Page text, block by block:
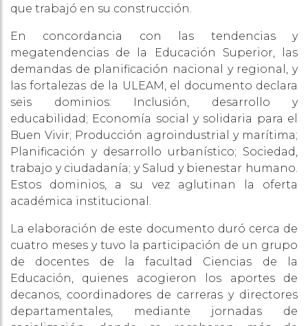
que trabajó en su construcción.
En concordancia con las tendencias y
megatendencias de la Educación Superior, las
demandas de planificación nacional y regional, y
las fortalezas de la ULEAM, el documento declara
seis dominios: Inclusión, desarrollo y
educabilidad; Economía social y solidaria para el
Buen Vivir; Producción agroindustrial y marítima;
Planificación y desarrollo urbanístico; Sociedad,
trabajo y ciudadanía; y Salud y bienestar humano.
Estos dominios, a su vez aglutinan la oferta
académica institucional.
La elaboración de este documento duró cerca de
cuatro meses y tuvo la participación de un grupo
de docentes de la facultad Ciencias de la
Educación, quienes acogieron los aportes de
decanos, coordinadores de carreras y directores
departamentales, mediante jornadas de